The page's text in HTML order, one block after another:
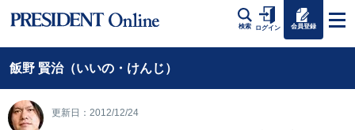
検索 ログイン 会員登録
飯野 賢治（いいの・けんじ）
更新日：2012/12/24